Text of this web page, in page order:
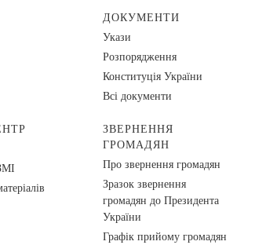
ДОКУМЕНТИ
Укази
Розпорядження
Конституція України
Всі документи
ЗВЕРНЕННЯ
ГРОМАДЯН
Про звернення громадян
Зразок звернення
громадян до Президента
України
Графік прийому громадян